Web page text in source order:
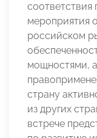
соответствия
мероприятия
российском
мощностями,
страну
из других
встрече